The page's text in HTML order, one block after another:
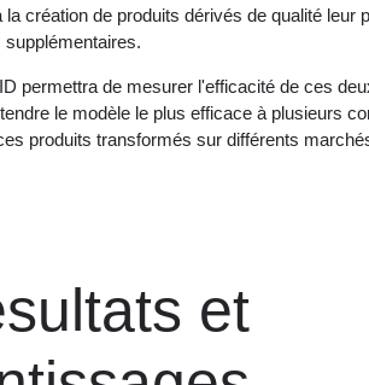
création de produits dérivés de qualité leur
permettra de mesurer l'efficacité de ces
le modèle le plus efficace à plusieurs
produits transformés sur différents
et